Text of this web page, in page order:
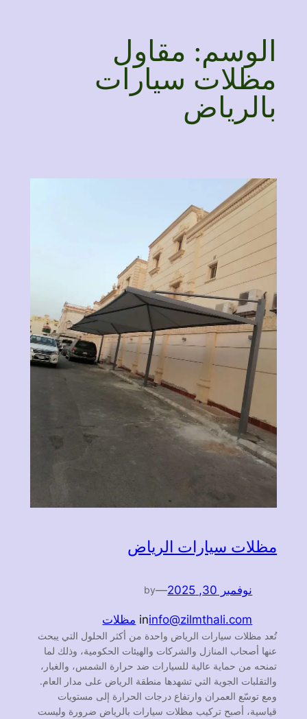
الوسم: مقاول
مظلات سيارات
بالرياض
مظلات سيارات الرياض
نوفمبر 30, 2025 —
by
info@zilmthali.com
in مظلات
تُعد مظلات سيارات الرياض واحدة من أكثر الحلول التي يبحث
عنها أصحاب المنازل والشركات والهيئات الحكومية، وذلك لما
تمنحه من حماية عالية للسيارات ضد حرارة الشمس، والغبار،
والتقلبات الجوية التي تشهدها منطقة الرياض على مدار العام.
ومع توسّع العمران وارتفاع درجات الحرارة إلى مستويات
قياسية، أصبح تركيب مظلات سيارات بالرياض ضرورة وليست